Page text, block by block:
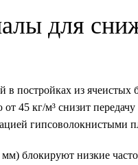
для
постройках из
45 кг/м³ снизит
гипсоволокнистыми
блокируют низкие